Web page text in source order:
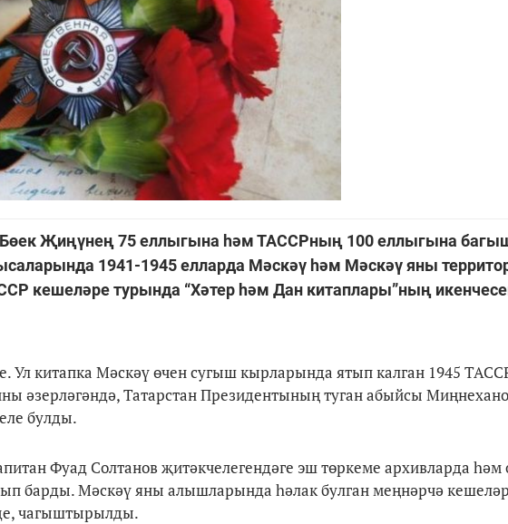
Бөек Җиңүнең 75 еллыгына һәм ТАССРның 100 еллыгына
1941-1945 елларда Мәскәү һәм Мәскәү яны
кешеләре турында “Хәтер һәм Дан китаплары”ның
Ул китапка Мәскәү өчен сугыш кырларында ятып калган 1945
әзерләгәндә, Татарстан Президентының туган абыйсы
булды.
Фуад Солтанов җитәкчелегендәге эш төркеме архивларда һәм
барды. Мәскәү яны алышларында һәлак булган меңнәрчә
чагыштырылды.